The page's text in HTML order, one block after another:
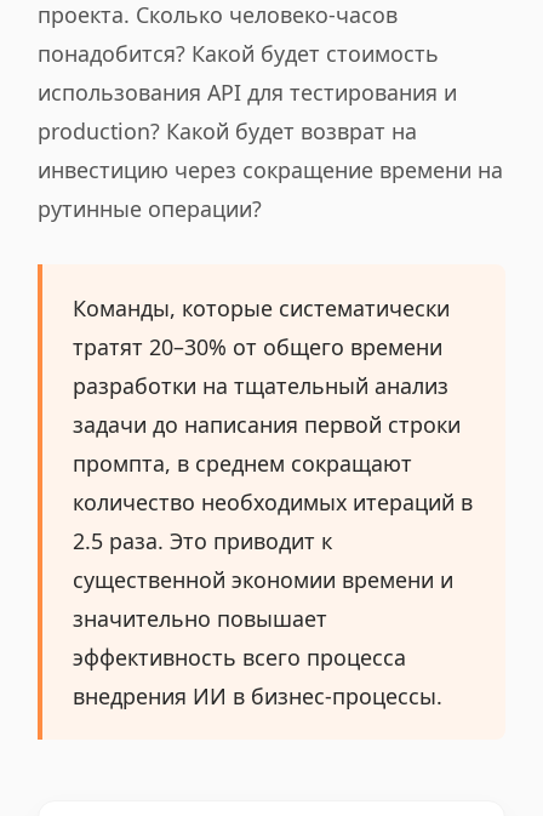
проекта. Сколько человеко-часов
понадобится? Какой будет стоимость
использования API для тестирования и
production? Какой будет возврат на
инвестицию через сокращение времени на
рутинные операции?
Команды, которые систематически
тратят 20–30% от общего времени
разработки на тщательный анализ
задачи до написания первой строки
промпта, в среднем сокращают
количество необходимых итераций в
2.5 раза. Это приводит к
существенной экономии времени и
значительно повышает
эффективность всего процесса
внедрения ИИ в бизнес-процессы.